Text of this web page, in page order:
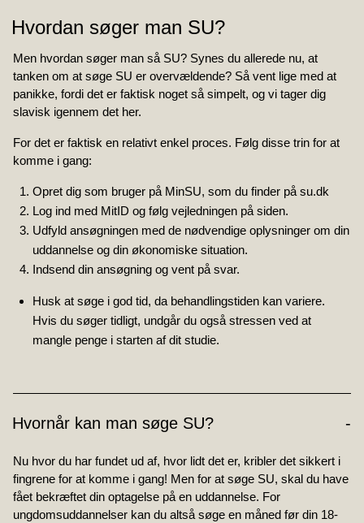
Hvordan søger man SU?
Men hvordan søger man så SU? Synes du allerede nu, at
tanken om at søge SU er overvældende? Så vent lige med at
panikke, fordi det er faktisk noget så simpelt, og vi tager dig
slavisk igennem det her.
For det er faktisk en relativt enkel proces. Følg disse trin for at
komme i gang:
Opret dig som bruger på MinSU, som du finder på su.dk
Log ind med MitID og følg vejledningen på siden.
Udfyld ansøgningen med de nødvendige oplysninger om din
uddannelse og din økonomiske situation.
Indsend din ansøgning og vent på svar.
Husk at søge i god tid, da behandlingstiden kan variere.
Hvis du søger tidligt, undgår du også stressen ved at
mangle penge i starten af dit studie.
Hvornår kan man søge SU?
Nu hvor du har fundet ud af, hvor lidt det er, kribler det sikkert i
fingrene for at komme i gang! Men for at søge SU, skal du have
fået bekræftet din optagelse på en uddannelse. For
ungdomsuddannelser kan du altså søge en måned før din 18-